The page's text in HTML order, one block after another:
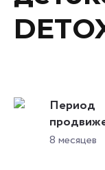
Период
8 месяцев